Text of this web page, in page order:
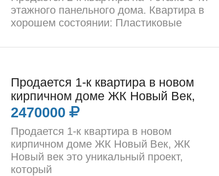
этажного панельного дома. Квартира в
хорошем состоянии: Пластиковые
Продается 1-к квартира в новом
кирпичном доме ЖК Новый Век,
2470000
Продается 1-к квартира в новом
кирпичном доме ЖК Новый Век, ЖК
Новый век это уникальный проект,
который